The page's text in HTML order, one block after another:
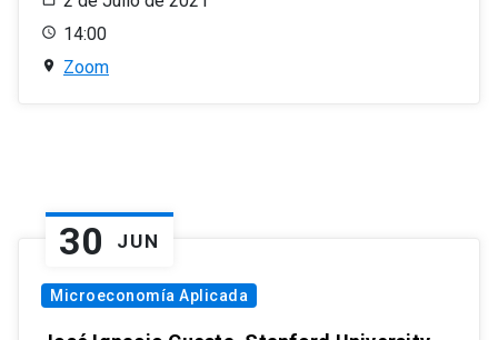
14:00
Zoom
30 JUN
Microeconomía Aplicada